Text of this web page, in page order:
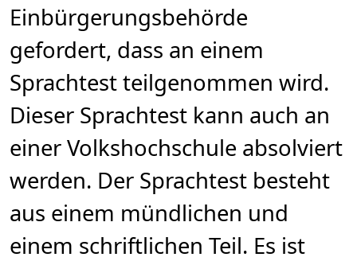
Einbürgerungsbehörde
gefordert, dass an einem
Sprachtest teilgenommen wird.
Dieser Sprachtest kann auch an
einer Volkshochschule absolviert
werden. Der Sprachtest besteht
aus einem mündlichen und
einem schriftlichen Teil. Es ist